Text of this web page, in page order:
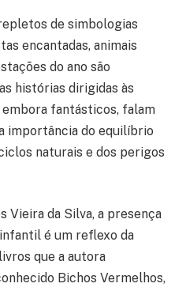
de simbologias
encantadas, animais
do ano são
histórias dirigidas às
embora fantásticos, falam
importância do equilíbrio
naturais e dos perigos
Vieira da Silva, a presença
é um reflexo da
que a autora
Bichos Vermelhos,